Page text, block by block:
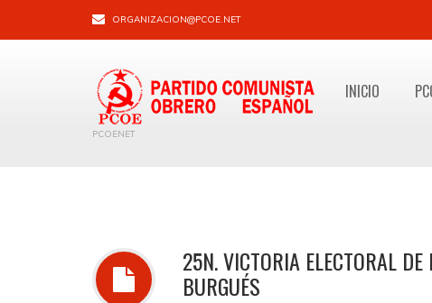
ORGANIZACION@PCOE.NET
PCOENET
INICIO
25N. VICTORIA ELECTORAL
BURGUÉS